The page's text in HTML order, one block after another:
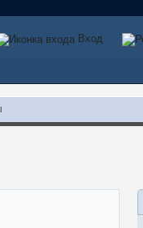
Вход